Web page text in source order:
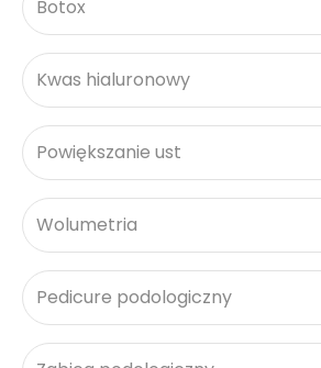
Botox
Kwas hialuronowy
Powiększanie ust
Wolumetria
Pedicure podologiczny